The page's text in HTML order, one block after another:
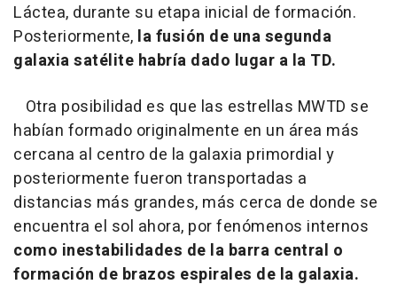
Láctea, durante su etapa inicial de formación.
Posteriormente, la fusión de una segunda
galaxia satélite habría dado lugar a la TD.
Otra posibilidad es que las estrellas MWTD se
habían formado originalmente en un área más
cercana al centro de la galaxia primordial y
posteriormente fueron transportadas a
distancias más grandes, más cerca de donde se
encuentra el sol ahora, por fenómenos internos
como inestabilidades de la barra central o
formación de brazos espirales de la galaxia.